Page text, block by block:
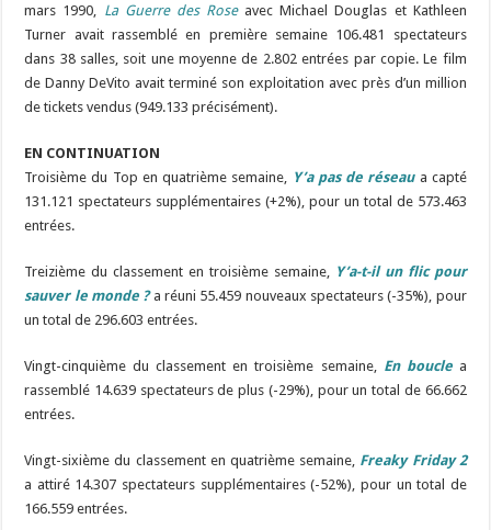
mars 1990, La Guerre des Roseavec Michael Douglas et Kathleen
Turner avait rassemblé en première semaine 106.481 spectateurs
dans 38 salles, soit une moyenne de 2.802 entrées par copie. Le film
de Danny DeVito avait terminé son exploitation avec près d’un million
de tickets vendus (949.133 précisément).
EN CONTINUATION
Troisième du Top en quatrième semaine,
Y’a pas de réseaua capté
131.121 spectateurs supplémentaires (+2%), pour un total de 573.463
entrées.
Treizième du classement en troisième semaine,
Y’a-t-il un flic pour
sauver le monde ?a réuni 55.459 nouveaux spectateurs (-35%), pour
un total de 296.603 entrées.
Vingt-cinquième du classement en troisième semaine, En bouclea
rassemblé 14.639 spectateurs de plus (-29%), pour un total de 66.662
entrées.
Vingt-sixième du classement en quatrième semaine, Freaky Friday 2
a attiré 14.307 spectateurs supplémentaires (-52%), pour un total de
166.559 entrées.